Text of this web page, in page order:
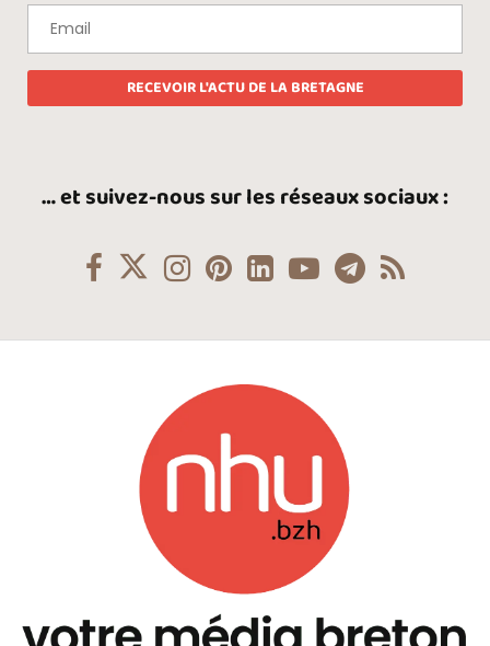
… et suivez-nous sur les réseaux sociaux :